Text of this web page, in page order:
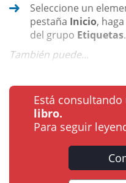
Seleccione un
pestaña Inicio,
del grupo Etiquetas.
También puede...
Está consultando
libro.
Para seguir